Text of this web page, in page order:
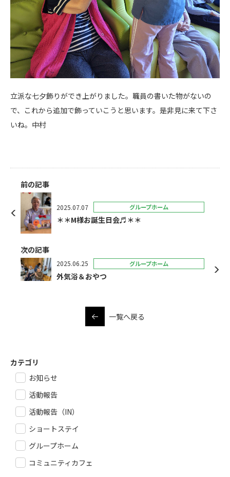
立派な七夕飾りができ上がりました。職員の書いた物がないの
で、これから追加で飾っていこうと思います。是非見に来て下さ
いね。中村
前の記事
2025.07.07 グループホーム
＊＊M様お誕生日会♬＊＊
次の記事
2025.06.25 グループホーム
外気浴＆おやつ
一覧へ戻る
カテゴリ
お知らせ
活動報告
活動報告（IN）
ショートステイ
グループホーム
コミュニティカフェ